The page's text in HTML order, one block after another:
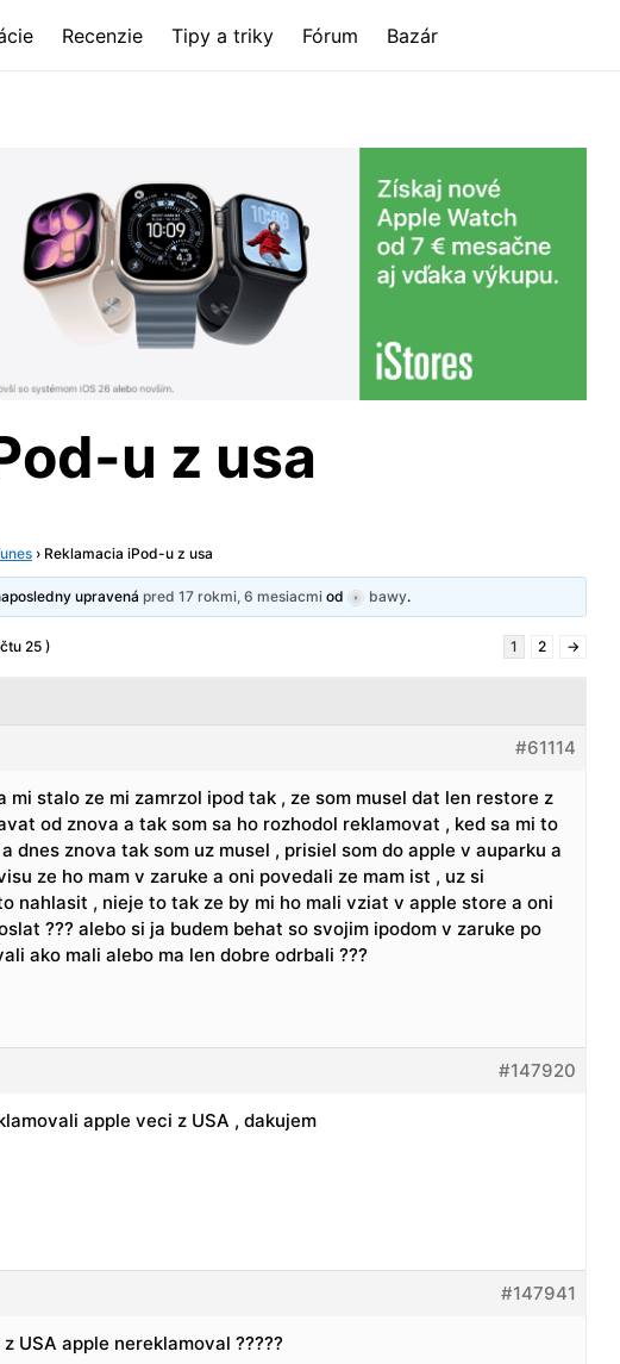
Recenzie Tipy a triky Fórum Bazár
u z usa
› Reklamacia iPod-u z usa
upravenápred 17 rokmi, 6 mesiacmi od bawy.
25 ) 1 2 →
#61114
mi stalo ze mi zamrzol ipod tak , ze som musel dat len restore z
od znova a tak som sa ho rozhodol reklamovat , ked sa mi to
dnes znova tak som uz musel , prisiel som do apple v auparku a
ze ho mam v zaruke a oni povedali ze mam ist , uz si
nahlasit , nieje to tak ze by mi ho mali vziat v apple store a oni
??? alebo si ja budem behat so svojim ipodom v zaruke po
ako mali alebo ma len dobre odrbali ???
#147920
apple veci z USA , dakujem
#147941
USA apple nereklamoval ?????